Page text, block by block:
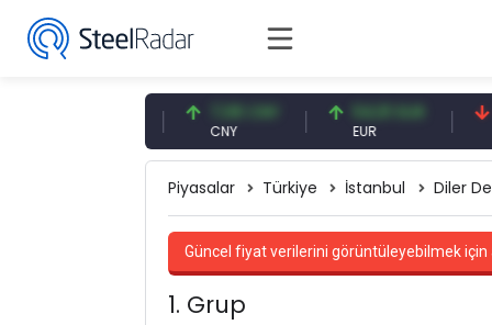
7,08 CNY
CNY
54,91 EUR
EUR
0,13
CNY/
Piyasalar Türkiye İstanbul Diler
Güncel fiyat verilerini görüntüleyebilmek için
1. Grup